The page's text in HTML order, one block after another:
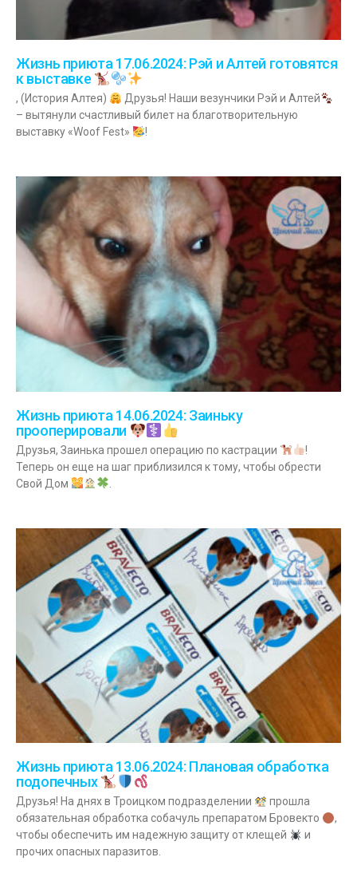
Жизнь приюта 17.06.2024: Рэй и Алтей готовятся
к выставке
, (История Алтея)
Друзья! Наши везунчики Рэй и Алтей
– вытянули счастливый билет на благотворительную
выставку «Woof Fest»
!
Жизнь приюта 14.06.2024: Заиньку
прооперировали
Друзья, Заинька прошел операцию по кастрации
!
Теперь он еще на шаг приблизился к тому, чтобы обрести
Свой Дом
Жизнь приюта 13.06.2024: Плановая обработка
подопечных
Друзья! На днях в Троицком подразделении
прошла
обязательная обработка собачуль препаратом Бровекто
,
чтобы обеспечить им надежную защиту от клещей
и
прочих опасных паразитов.